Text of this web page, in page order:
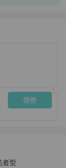
領券
綠水鬼（四代
者型